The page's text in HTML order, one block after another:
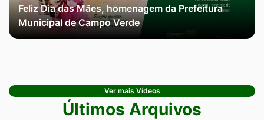
Feliz Dia das Mães, homenagem da Prefeitura
Municipal de Campo Verde
Ver mais Vídeos
Últimos Arquivos